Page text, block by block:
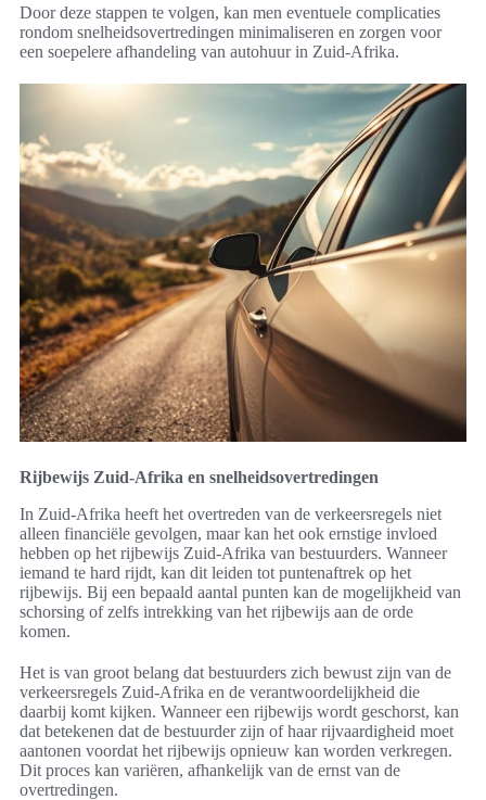
Door deze stappen te volgen, kan men eventuele complicaties
rondom snelheidsovertredingen minimaliseren en zorgen voor
een soepelere afhandeling van autohuur in Zuid-Afrika.
Rijbewijs Zuid-Afrika en snelheidsovertredingen
In Zuid-Afrika heeft het overtreden van de verkeersregels niet
alleen financiële gevolgen, maar kan het ook ernstige invloed
hebben op het rijbewijs Zuid-Afrika van bestuurders. Wanneer
iemand te hard rijdt, kan dit leiden tot puntenaftrek op het
rijbewijs. Bij een bepaald aantal punten kan de mogelijkheid van
schorsing of zelfs intrekking van het rijbewijs aan de orde
komen.
Het is van groot belang dat bestuurders zich bewust zijn van de
verkeersregels Zuid-Afrika en de verantwoordelijkheid die
daarbij komt kijken. Wanneer een rijbewijs wordt geschorst, kan
dat betekenen dat de bestuurder zijn of haar rijvaardigheid moet
aantonen voordat het rijbewijs opnieuw kan worden verkregen.
Dit proces kan variëren, afhankelijk van de ernst van de
overtredingen.